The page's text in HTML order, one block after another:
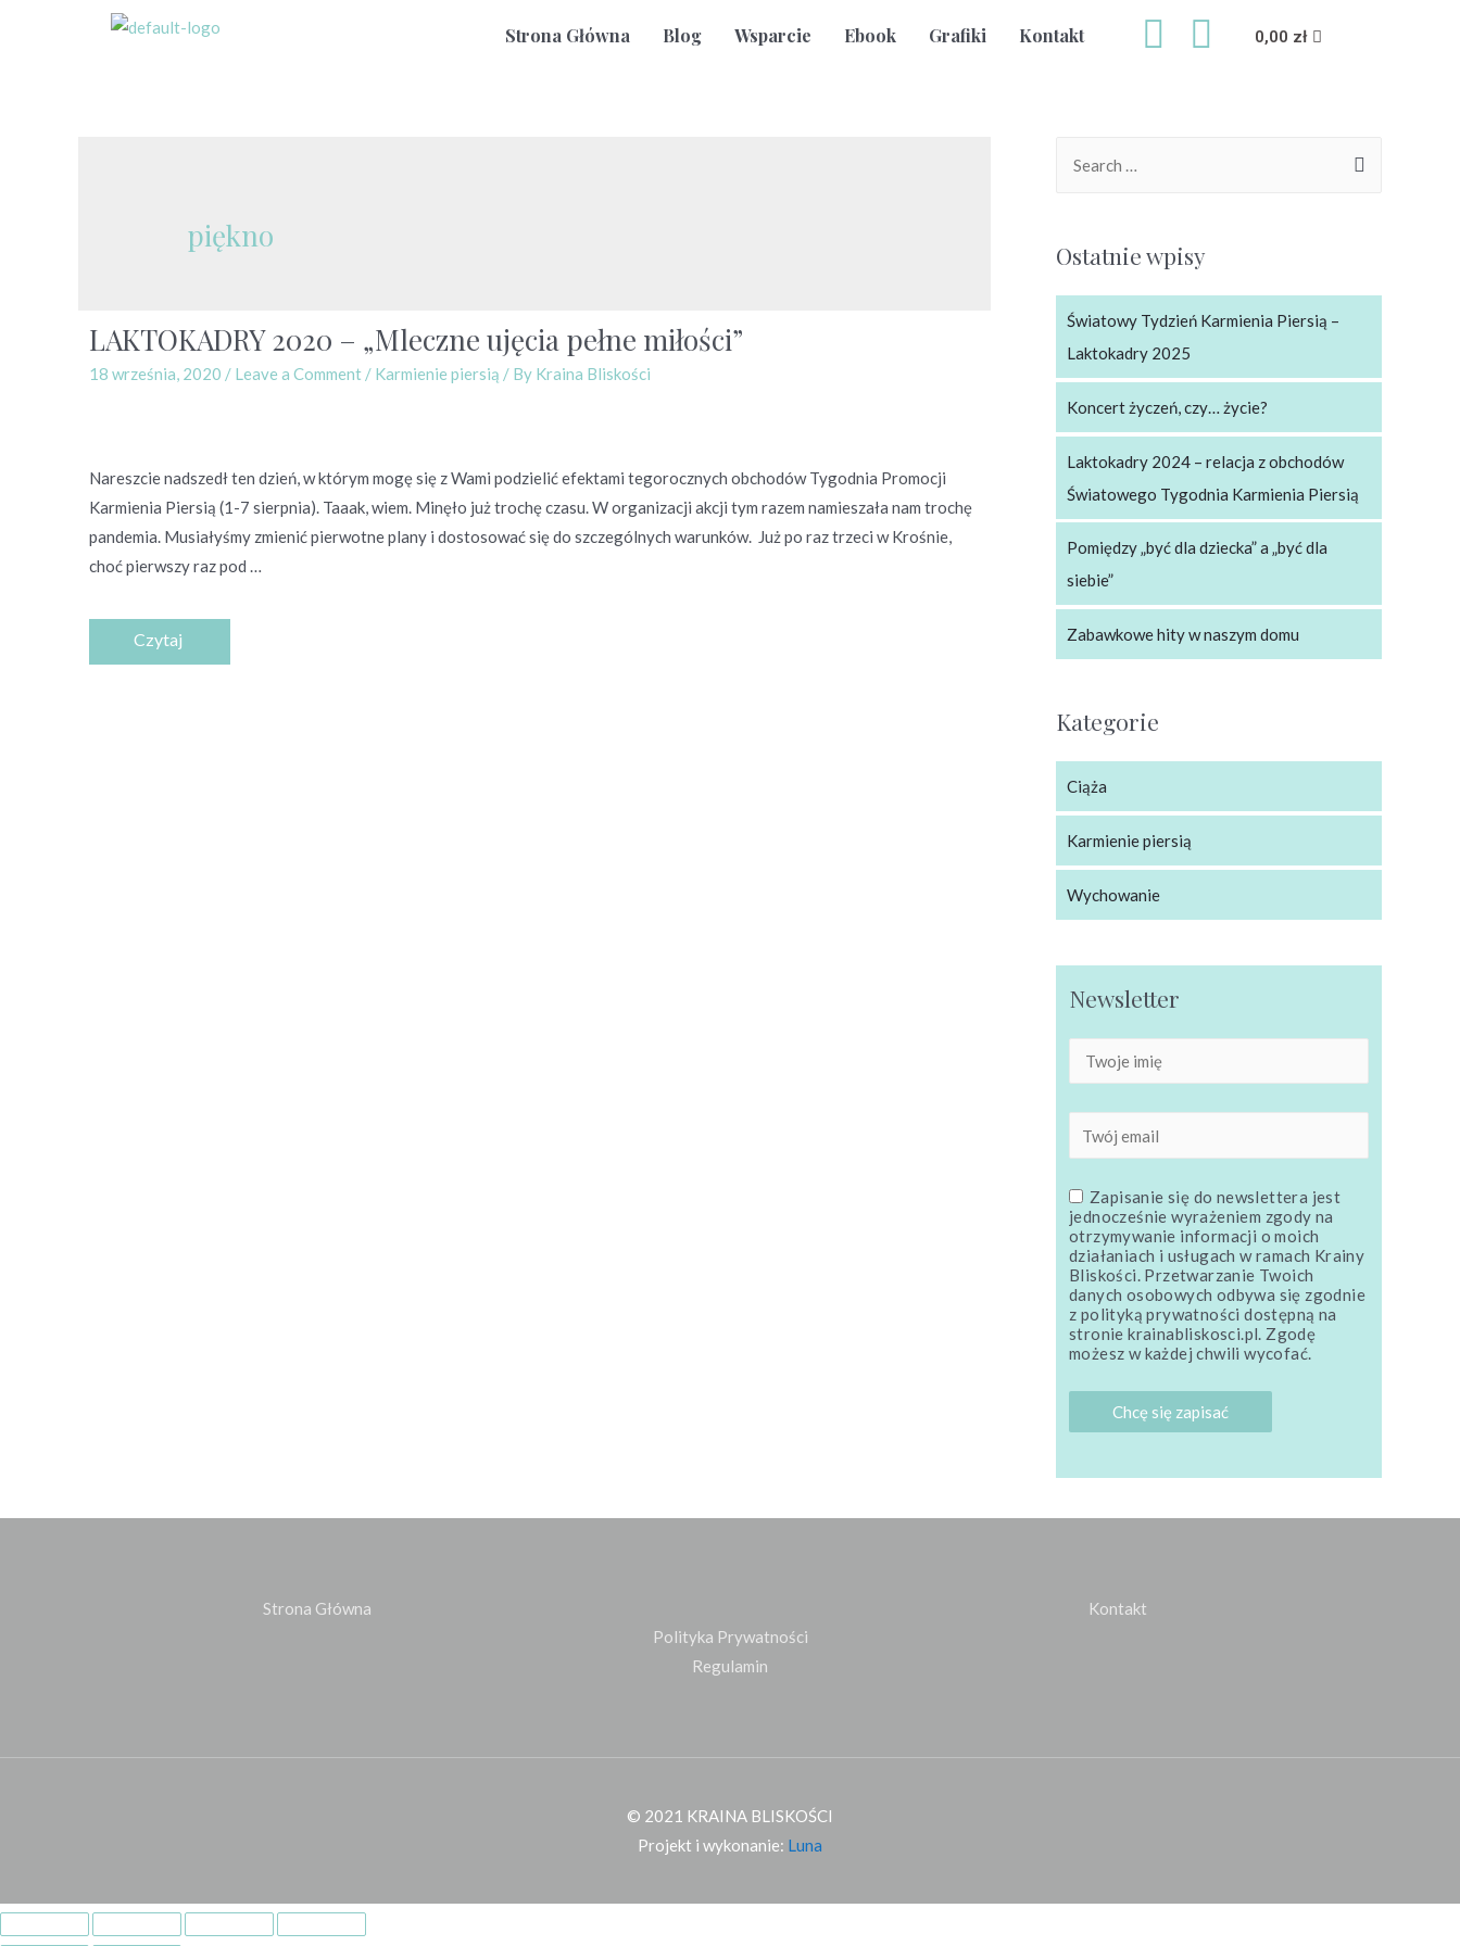
Strona Główna Blog Wsparcie Ebook Grafiki Kontakt 0,00 zł
piękno
LAKTOKADRY 2020 – „Mleczne ujęcia pełne miłości”
18 września, 2020 / Leave a Comment / Karmienie piersią / By Kraina Bliskości
Nareszcie nadszedł ten dzień, w którym mogę się z Wami podzielić efektami tegorocznych obchodów Tygodnia Promocji
Karmienia Piersią (1-7 sierpnia). Taaak, wiem. Minęło już trochę czasu. W organizacji akcji tym razem namieszała nam trochę
pandemia. Musiałyśmy zmienić pierwotne plany i dostosować się do szczególnych warunków. Już po raz trzeci w Krośnie,
choć pierwszy raz pod …
Ostatnie wpisy
Światowy Tydzień Karmienia Piersią –
Laktokadry 2025
Koncert życzeń, czy… życie?
Laktokadry 2024 – relacja z obchodów
Światowego Tygodnia Karmienia Piersią
Pomiędzy „być dla dziecka” a „być dla
siebie”
Zabawkowe hity w naszym domu
Kategorie
Ciąża
Karmienie piersią
Wychowanie
Newsletter
Zapisanie się do newslettera jest
jednocześnie wyrażeniem zgody na
otrzymywanie informacji o moich
działaniach i usługach w ramach Krainy
Bliskości. Przetwarzanie Twoich
danych osobowych odbywa się zgodnie
z polityką prywatności dostępną na
stronie krainabliskosci.pl. Zgodę
możesz w każdej chwili wycofać.
Strona Główna
Polityka Prywatności
Regulamin
Kontakt
© 2021 KRAINA BLISKOŚCI
Projekt i wykonanie: Luna